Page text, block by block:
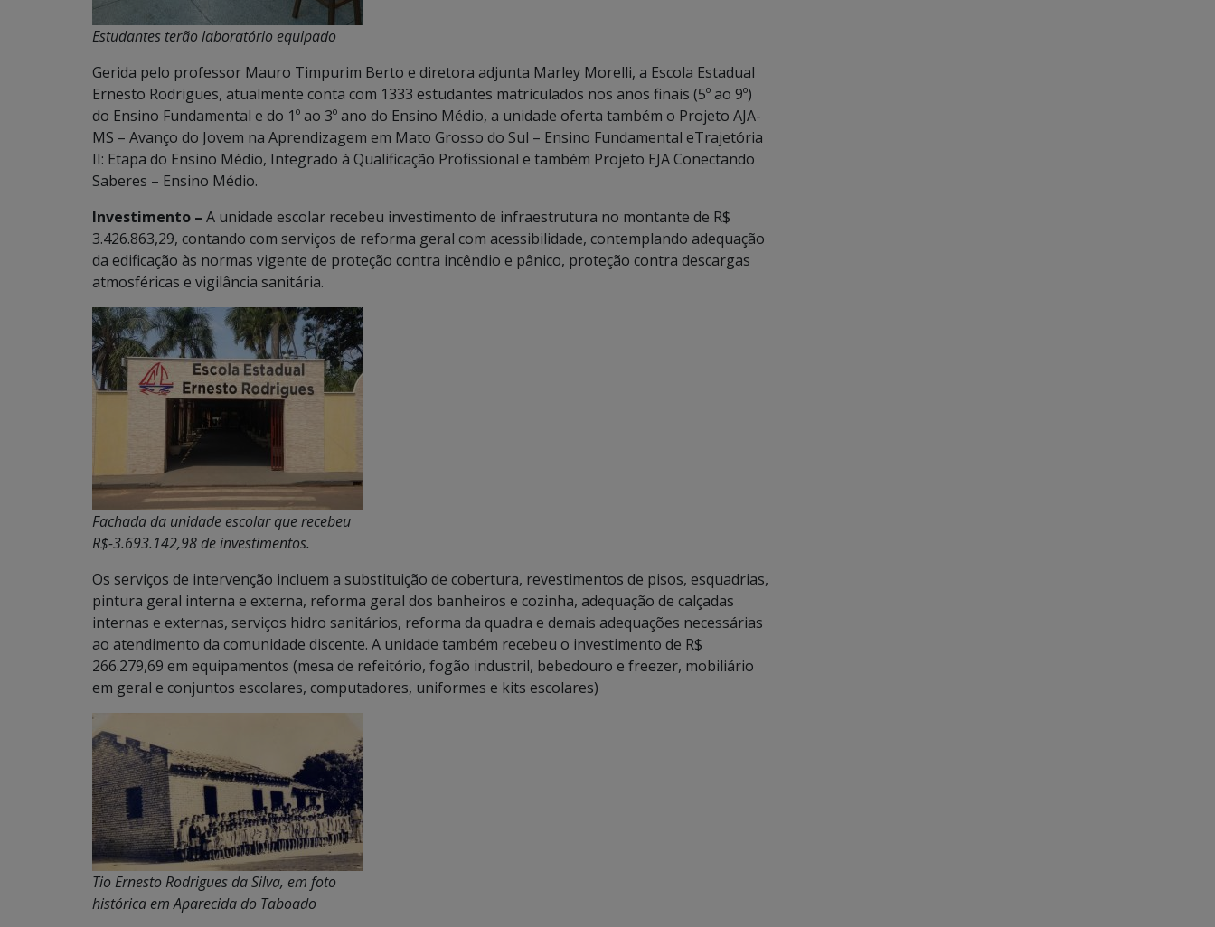
Estudantes terão laboratório equipado
Gerida pelo professor Mauro Timpurim Berto e diretora adjunta Marley Morelli, a Escola Estadual
Ernesto Rodrigues, atualmente conta com 1333 estudantes matriculados nos anos finais (5º ao 9º)
do Ensino Fundamental e do 1º ao 3º ano do Ensino Médio, a unidade oferta também o Projeto AJA-
MS – Avanço do Jovem na Aprendizagem em Mato Grosso do Sul – Ensino Fundamental eTrajetória
II: Etapa do Ensino Médio, Integrado à Qualificação Profissional e também Projeto EJA Conectando
Saberes – Ensino Médio.
Investimento – A unidade escolar recebeu investimento de infraestrutura no montante de R$
3.426.863,29, contando com serviços de reforma geral com acessibilidade, contemplando adequação
da edificação às normas vigente de proteção contra incêndio e pânico, proteção contra descargas
atmosféricas e vigilância sanitária.
Fachada da unidade escolar que recebeu
R$-3.693.142,98 de investimentos.
Os serviços de intervenção incluem a substituição de cobertura, revestimentos de pisos, esquadrias,
pintura geral interna e externa, reforma geral dos banheiros e cozinha, adequação de calçadas
internas e externas, serviços hidro sanitários, reforma da quadra e demais adequações necessárias
ao atendimento da comunidade discente. A unidade também recebeu o investimento de R$
266.279,69 em equipamentos (mesa de refeitório, fogão industril, bebedouro e freezer, mobiliário
em geral e conjuntos escolares, computadores, uniformes e kits escolares)
Tio Ernesto Rodrigues da Silva, em foto
histórica em Aparecida do Taboado